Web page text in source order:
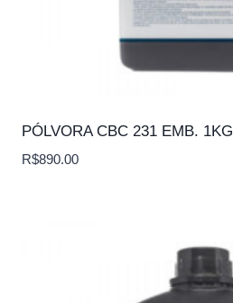
PÓLVORA CBC 231 EMB. 1KG
R$890.00